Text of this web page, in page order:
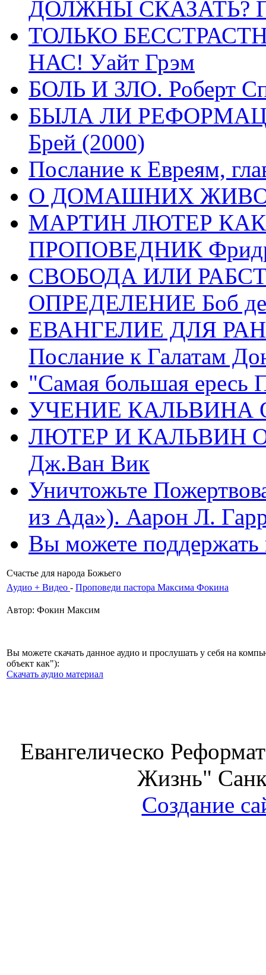
ДОЛЖНЫ СКАЗАТЬ?
ТОЛЬКО
НАС! Уайт Грэм
БОЛЬ И ЗЛО. Роберт
БЫЛА ЛИ
Брей (2000)
Послание к Евреям,
О ДОМАШНИХ
МАРТИН ЛЮТЕР
ПРОПОВЕДНИК
СВОБОДА ИЛИ
ОПРЕДЕЛЕНИЕ Боб де
ЕВАНГЕЛИЕ ДЛЯ
Послание к Галатам
"Самая большая ересь
УЧЕНИЕ КАЛЬВИНА
ЛЮТЕР И КАЛЬВИН
Дж.Ван Вик
Уничтожьте
из Ада»). Аарон Л.
Вы можете
Счастье для народа Божьего
Аудио + Видео - Проповеди пастора Максима Фокина
Автор: Фокин Максим
Вы можете скачать данное аудио и прослушать у себя на
объект как"):
Скачать аудио материал
Евангелическо
Жизнь"
Создание